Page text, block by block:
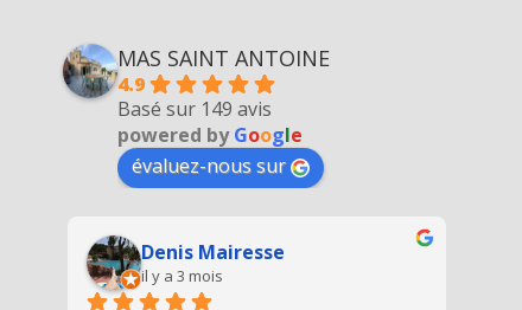
MAS SAINT ANTOINE
4.9
Basé sur 149 avis
powered byGoogle
évaluez-nous sur
Denis Mairesse
il y a 3 mois